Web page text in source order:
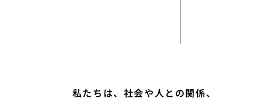
私たちは、社会や人との関係、